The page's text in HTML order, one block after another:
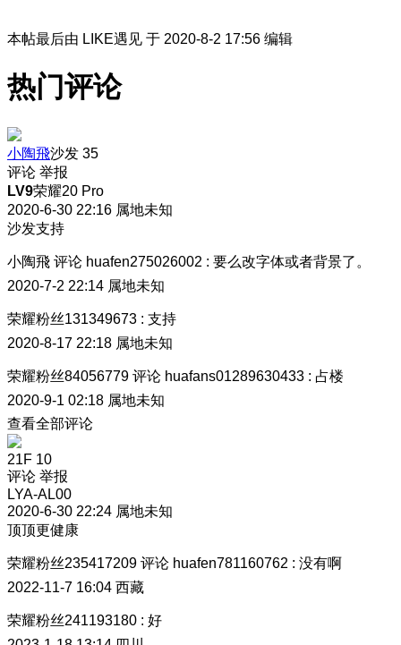
本帖最后由 LIKE遇见 于 2020-8-2 17:56 编辑
热门评论
小陶飛沙发 35
评论 举报
LV9荣耀20 Pro
2020-6-30 22:16 属地未知
沙发支持
小陶飛 评论 huafen275026002 : 要么改字体或者背景了。
2020-7-2 22:14 属地未知
荣耀粉丝131349673 : 支持
2020-8-17 22:18 属地未知
荣耀粉丝84056779 评论 huafans01289630433 : 占楼
2020-9-1 02:18 属地未知
查看全部评论
21F 10
评论 举报
LYA-AL00
2020-6-30 22:24 属地未知
顶顶更健康
荣耀粉丝235417209 评论 huafen781160762 : 没有啊
2022-11-7 16:04 西藏
荣耀粉丝241193180 : 好